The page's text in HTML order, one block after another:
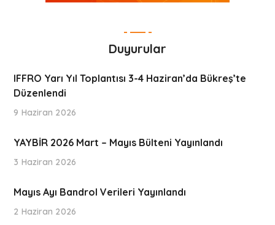
Duyurular
IFFRO Yarı Yıl Toplantısı 3-4 Haziran’da Bükreş’te
Düzenlendi
9 Haziran 2026
YAYBİR 2026 Mart – Mayıs Bülteni Yayınlandı
3 Haziran 2026
Mayıs Ayı Bandrol Verileri Yayınlandı
2 Haziran 2026